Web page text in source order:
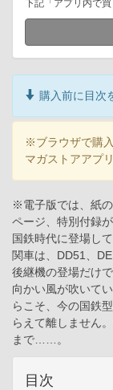
下記「アプリ内で
購入前に目次
※ブラウザで購
マガストアアプ
※電子版では、紙
ページ、特別付録
国鉄時代に登場し
関車は、DD51、
後継機の登場だけ
向かい風が吹いて
らこそ、今の国鉄
らえて離しません
まで……。
目次